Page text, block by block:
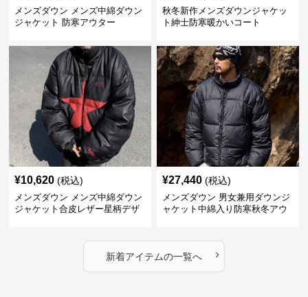
メンズダウン メンズ中綿ダウン
ジャケット 防寒アウター
秋冬新作メンズダウンジャケッ
ト紳士防寒暖かいコート
¥10,620 (税込)
メンズダウン メンズ中綿ダウン
ジャケット合皮レザー星柄デザ
¥27,440 (税込)
メンズダウン 男女兼用ダウンジ
ャケット中綿入り防寒秋冬アウ
新着アイテムの一覧へ ›